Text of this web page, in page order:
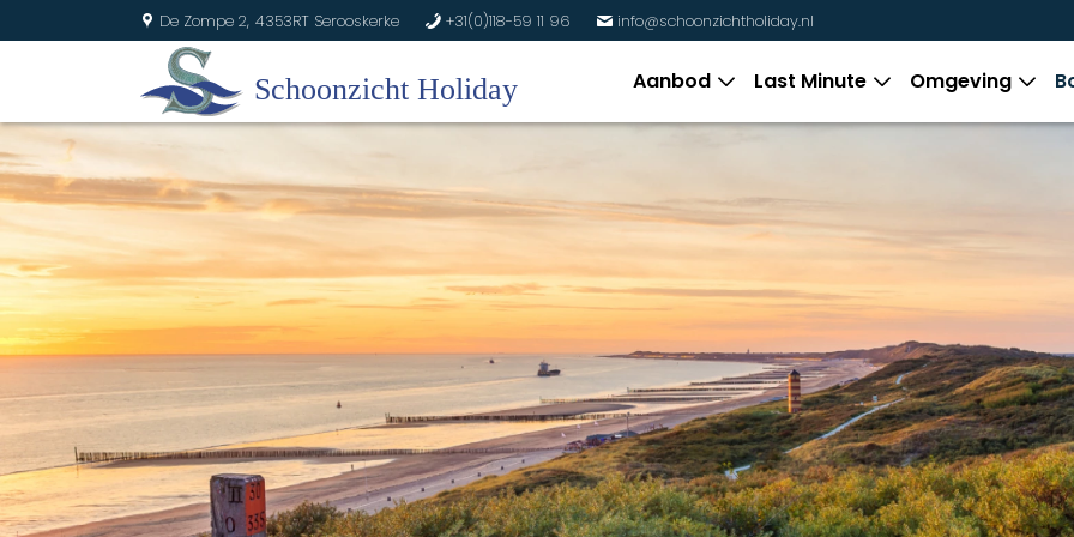
U De Zompe 2, 4353RT Serooskerke b +31(0)118-59 11 96 % info@schoonzichtholiday.nl
Aanbod Last Minute Omgeving